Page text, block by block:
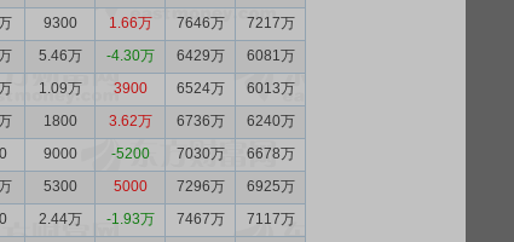
9300 1.66万 7646万
7217万
5.46万 -4.30万 6429万
6081万
1.09万 3900 6524万
6013万
1800 3.62万 6736万
6240万
9000 -5200 7030万
6678万
5300 5000 7296万
6925万
2.44万 -1.93万 7467万
7117万